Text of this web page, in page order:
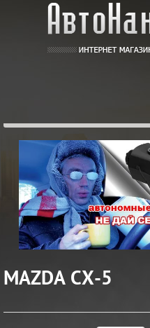
MAZDA CX-5